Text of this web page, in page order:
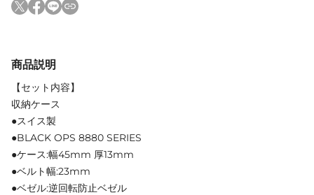
商品説明
【セット内容】
収納ケース
●スイス製
●BLACK OPS 8880 SERIES
●ケース:幅45mm 厚13mm
●ベルト幅:23mm
●ベゼル:逆回転防止ベゼル